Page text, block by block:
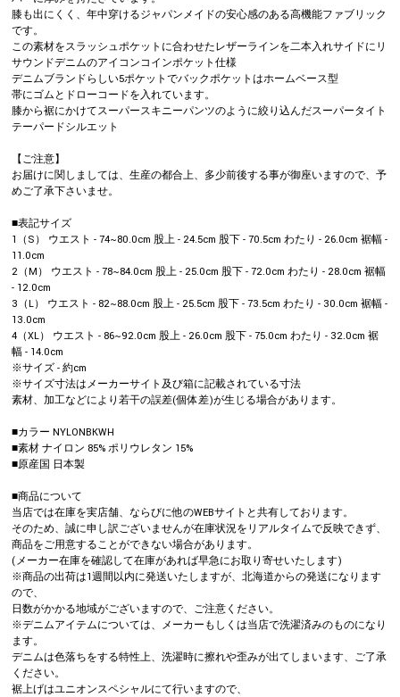
膝も出にくく、年中穿けるジャパンメイドの安心感のある高機能ファブリック
です。
この素材をスラッシュポケットに合わせたレザーラインを二本入れサイドにリ
サウンドデニムのアイコンコインポケット仕様
デニムブランドらしい5ポケットでバックポケットはホームベース型
帯にゴムとドローコードを入れています。
膝から裾にかけてスーパースキニーパンツのように絞り込んだスーパータイト
テーパードシルエット
【ご注意】
お届けに関しましては、生産の都合上、多少前後する事が御座いますので、予
めご了承下さいませ。
■表記サイズ
1（S） ウエスト - 74~80.0cm 股上 - 24.5cm 股下 - 70.5cm わたり - 26.0cm 裾幅 -
11.0cm
2（M） ウエスト - 78~84.0cm 股上 - 25.0cm 股下 - 72.0cm わたり - 28.0cm 裾幅
- 12.0cm
3（L） ウエスト - 82~88.0cm 股上 - 25.5cm 股下 - 73.5cm わたり - 30.0cm 裾幅 -
13.0cm
4（XL） ウエスト - 86~92.0cm 股上 - 26.0cm 股下 - 75.0cm わたり - 32.0cm 裾
幅 - 14.0cm
※サイズ - 約cm
※サイズ寸法はメーカーサイト及び箱に記載されている寸法
素材、加工などにより若干の誤差(個体差)が生じる場合があります。
■カラー NYLONBKWH
■素材 ナイロン 85% ポリウレタン 15%
■原産国 日本製
■商品について
当店では在庫を実店舗、ならびに他のWEBサイトと共有しております。
そのため、誠に申し訳ございませんが在庫状況をリアルタイムで反映できず、
商品をご用意することができない場合があります。
(メーカー在庫を確認して在庫があれば早急にお取り寄せいたします)
※商品の出荷は1週間以内に発送いたしますが、北海道からの発送になります
ので、
日数がかかる地域がございますので、ご注意ください。
※デニムアイテムについては、メーカーもしくは当店で洗濯済みのものになり
ます。
デニムは色落ちをする特性上、洗濯時に擦れや歪みが出てしまいます、ご了承
ください。
裾上げはユニオンスペシャルにて行いますので、